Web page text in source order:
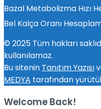
Bazal Metabolizma Hızı
Bel Kalça Oranı
© 2025 Tüm hakları
kullanılamaz.
Bu sitenin Tanıtım Yazısı
MEDYA tarafından
Welcome Back!